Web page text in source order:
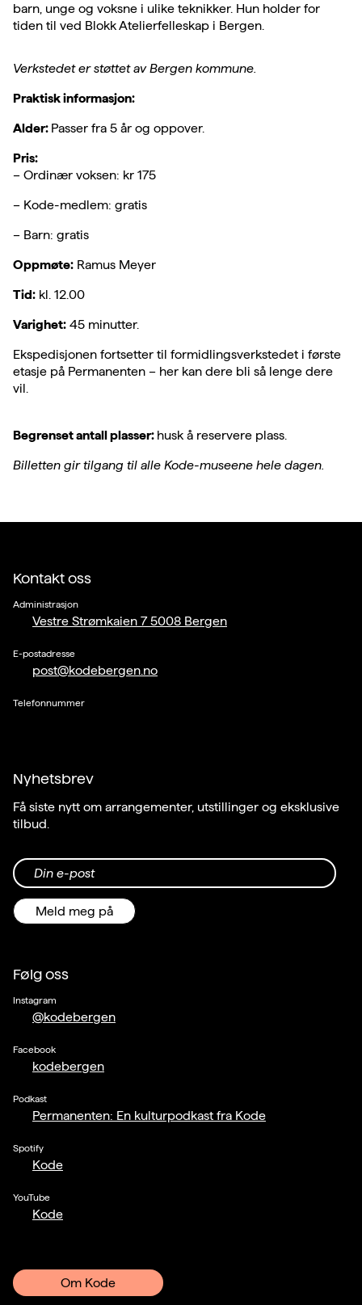
barn, unge og voksne i ulike teknikker. Hun holder for
tiden til ved Blokk Atelierfelleskap i Bergen.
Verkstedet er støttet av Bergen kommune.
Praktisk informasjon:
Alder: Passer fra 5 år og oppover.
Pris:
– Ordinær voksen: kr 175
– Kode-medlem: gratis
– Barn: gratis
Oppmøte: Ramus Meyer
Tid: kl. 12.00
Varighet: 45 minutter.
Ekspedisjonen fortsetter til formidlingsverkstedet i første
etasje på Permanenten – her kan dere bli så lenge dere
vil.
Begrenset antall plasser: husk å reservere plass.
Billetten gir tilgang til alle Kode-museene hele dagen.
Kontakt oss
Administrasjon
Vestre Strømkaien 7 5008 Bergen
E-postadresse
post@kodebergen.no
Telefonnummer
Nyhetsbrev
Få siste nytt om arrangementer, utstillinger og eksklusive
tilbud.
Din e-post
Meld meg på
Følg oss
Instagram
@kodebergen
Facebook
kodebergen
Podkast
Permanenten: En kulturpodkast fra Kode
Spotify
Kode
YouTube
Kode
Om Kode